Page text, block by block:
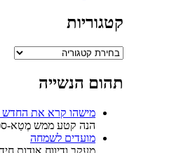
קטגוריות
קטגוריות
תהום הנשייה
מישהו קרא את החדש
הנה קטע ממש מֶטַא-
מועדים לשמחה
מעקב ודיווח אודות